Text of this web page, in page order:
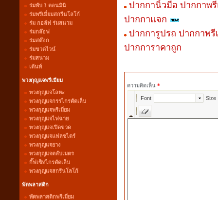
ร่มพับ 3 ตอนมินิ
ร่มพรีเมี่ยมสกรีนโลโก้
ร่ม กอล์ฟ ร่มสนาม
ร่มกล๊อฟ
ร่มสต๊อก
ร่มขวดไวน์
ร่มสนาม
เต้นท์
พวงกุญแจพรีเมียม
พวงกุญแจโลหะ
พวงกุญแจกรรไกรตัดเล็บ
พวงกุญแจพรีเมี่ยม
พวงกุญแจไฟฉาย
พวงกุญแจเปิดขวด
พวงกุญแจแฟลชไดร์
พวงกุญแจยาง
พวงกุญแจตลับเมตร
กิ๊ฟเซ็ทไกรตัดเล็บ
พวงกุญแจสกรีนโลโก้
พัดพลาสติก
พัดพลาสติกพรีเมี่ยม
ปากกานิ้วมือ ปากกาพ
ปากกาแจก
ปากการูปรถ ปากกาพ
ปากการาคาถูก
ความคิดเห็น *